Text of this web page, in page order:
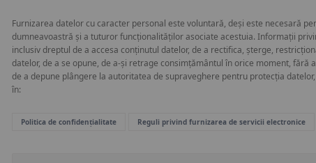
Furnizarea datelor cu caracter personal este voluntară, deși este necesară
dumneavoastră și a tuturor funcționalităților asociate acestuia. Informații
inclusiv dreptul de a accesa conținutul datelor, de a rectifica, șterge,
datelor, de a se opune, de a-și retrage consimțământul în orice moment, fără
de a depune plângere la autoritatea de supraveghere pentru protecția
în:
Politica de confidențialitate Reguli privind furnizarea de servicii electronice